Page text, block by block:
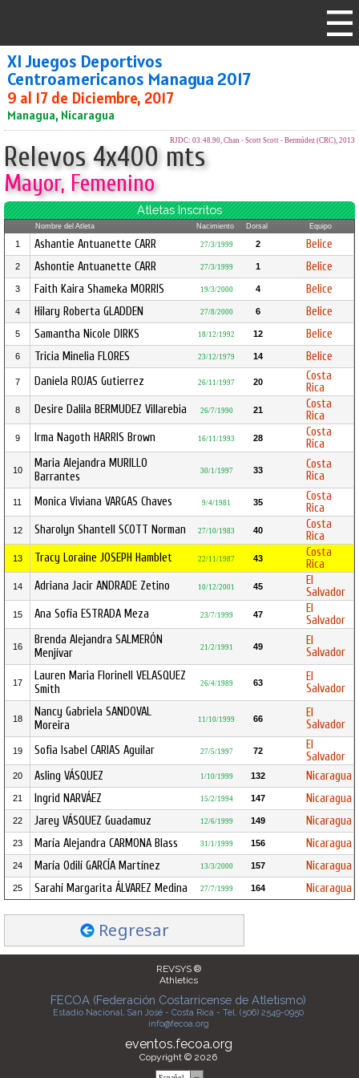
XI Juegos Deportivos
Centroamericanos Managua 2017
9 al 17 de Diciembre, 2017
Managua, Nicaragua
RJDC: 03:48.90, Chan - Scott Scott - Bermúdez (CRC), 2013
Relevos 4x400 mts
Mayor, Femenino
Atletas Inscritos
Nombre del Atleta Nacimiento Dorsal Equipo
1 Ashantie Antuanette CARR 27/3/1999 2 Belice
2 Ashontie Antuanette CARR 27/3/1999 1 Belice
3 Faith Kaira Shameka MORRIS 19/3/2000 4 Belice
4 Hilary Roberta GLADDEN 27/8/2000 6 Belice
5 Samantha Nicole DIRKS 18/12/1992 12 Belice
6 Tricia Minelia FLORES 23/12/1979 14 Belice
7 Daniela ROJAS Gutierrez 26/11/1997 20
Costa
Rica
8 Desire Dalila BERMUDEZ Villarebia 26/7/1990 21
Costa
Rica
9 Irma Nagoth HARRIS Brown 16/11/1993 28
Costa
Rica
10
Maria Alejandra MURILLO
Barrantes
30/1/1997 33
Costa
Rica
11 Monica Viviana VARGAS Chaves 9/4/1981 35
Costa
Rica
12 Sharolyn Shantell SCOTT Norman 27/10/1983 40
Costa
Rica
13 Tracy Loraine JOSEPH Hamblet 22/11/1987 43
Costa
Rica
14 Adriana Jacir ANDRADE Zetino 10/12/2001 45
El
Salvador
15 Ana Sofía ESTRADA Meza 23/7/1999 47
El
Salvador
16
Brenda Alejandra SALMERÓN
Menjívar
21/2/1991 49
El
Salvador
17
Lauren Maria Florinell VELASQUEZ
Smith
26/4/1989 63
El
Salvador
18
Nancy Gabriela SANDOVAL
Moreira
11/10/1999 66
El
Salvador
19 Sofia Isabel CARIAS Aguilar 27/5/1997 72
El
Salvador
20 Asling VÁSQUEZ 1/10/1999 132 Nicaragua
21 Ingrid NARVÁEZ 15/2/1994 147 Nicaragua
22 Jarey VÁSQUEZ Guadamuz 12/6/1999 149 Nicaragua
23 María Alejandra CARMONA Blass 31/1/1999 156 Nicaragua
24 María Odilí GARCÍA Martínez 13/3/2000 157 Nicaragua
25 Sarahí Margarita ÁLVAREZ Medina 27/7/1999 164 Nicaragua
Regresar
REVSYS ®
Athletics
FECOA (Federación Costarricense de Atletismo)
Estadio Nacional, San José - Costa Rica - Tel. (506) 2549-0950
info@fecoa.org
eventos.fecoa.org
Copyright © 2026